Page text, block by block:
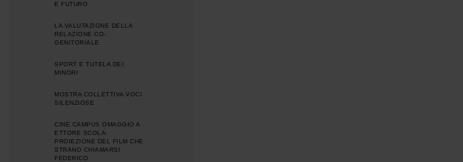
E FUTURO
LA VALUTAZIONE DELLA
RELAZIONE CO-
GENITORIALE
SPORT E TUTELA DEI
MINORI
MOSTRA COLLETTIVA VOCI
SILENZIOSE
CINE CAMPUS OMAGGIO A
ETTORE SCOLA:
PROIEZIONE DEL FILM CHE
STRANO CHIAMARSI
FEDERICO